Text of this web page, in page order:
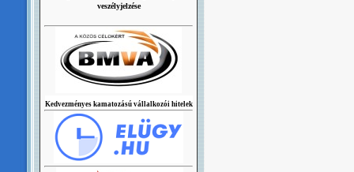
veszélyjelzése
Kedvezményes kamatozású vállalkozói hitelek